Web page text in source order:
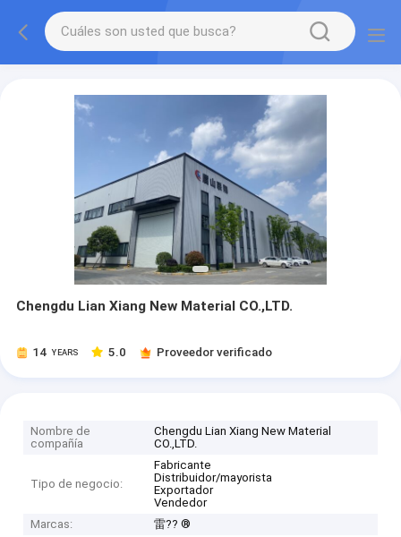
Chengdu Lian Xiang New Material CO.,LTD.
14 YEARS 5.0 Proveedor verificado
Nombre de
compañía
Chengdu Lian Xiang New Material
CO.,LTD.
Tipo de negocio:
Fabricante
Distribuidor/mayorista
Exportador
Vendedor
Marcas:
雷?? ®